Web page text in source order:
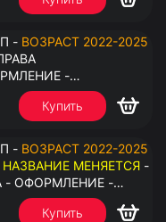
- ВОЗРАСТ 2022-2025
-
- ПОД ВСЕ ГЕО
Купить
- ВОЗРАСТ 2022-2025
НАЗВАНИЕ МЕНЯЕТСЯ -
- ОФОРМЛЕНИЕ -
- ПОД ВСЕ ГЕО
Купить